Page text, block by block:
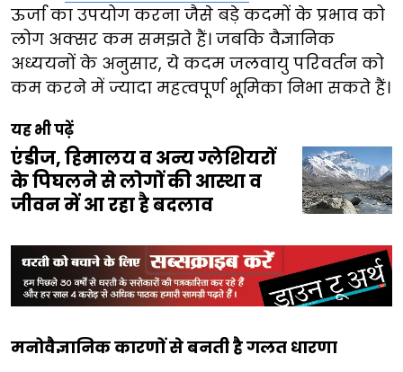
ऊर्जा का उपयोग करना जैसे बड़े कदमों के प्रभाव को
लोग अक्सर कम समझते हैं। जबकि वैज्ञानिक
अध्ययनों के अनुसार, ये कदम जलवायु परिवर्तन को
कम करने में ज्यादा महत्वपूर्ण भूमिका निभा सकते हैं।
यह भी पढ़ें
एंडीज, हिमालय व अन्य ग्लेशियरों
के पिघलने से लोगों की आस्था व
जीवन में आ रहा है बदलाव
मनोवैज्ञानिक कारणों से बनती है गलत धारणा